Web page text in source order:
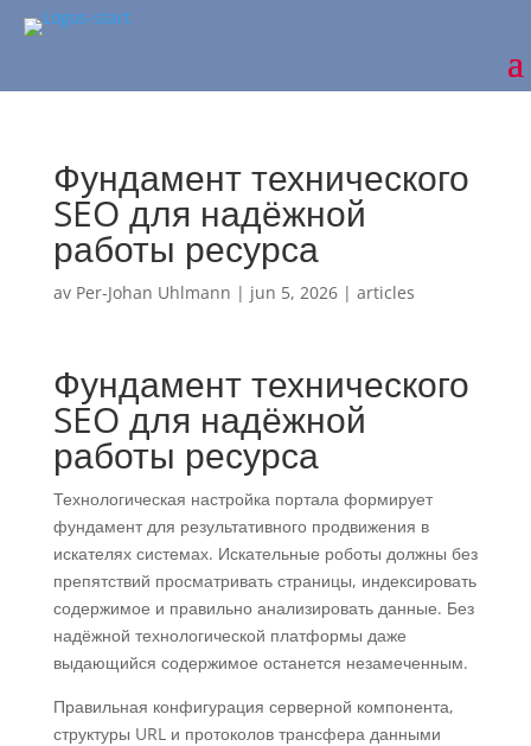
Фундамент технического
SEO для надёжной
работы ресурса
av Per-Johan Uhlmann | jun 5, 2026| articles
Фундамент технического
SEO для надёжной
работы ресурса
Технологическая настройка портала формирует
фундамент для результативного продвижения в
искателях системах. Искательные роботы должны без
препятствий просматривать страницы, индексировать
содержимое и правильно анализировать данные. Без
надёжной технологической платформы даже
выдающийся содержимое останется незамеченным.
Правильная конфигурация серверной компонента,
структуры URL и протоколов трансфера данными